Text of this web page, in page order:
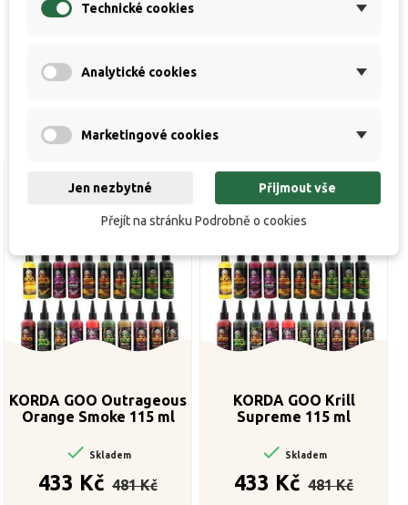
KORDA GOO Outrageous
Orange Smoke 115 ml
 Skladem
433 Kč
cena
481 Kč
KORDA GOO Krill
Supreme 115 ml
 Skladem
433 Kč
cena
481 Kč
Technické cookies
Analytické cookies
Marketingové cookies
Jen nezbytné Přijmout vše
Přejít na stránku Podrobně o cookies